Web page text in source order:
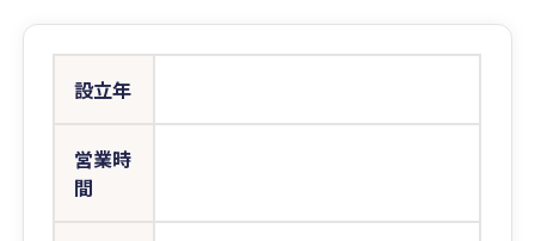
設立年
営業時
間